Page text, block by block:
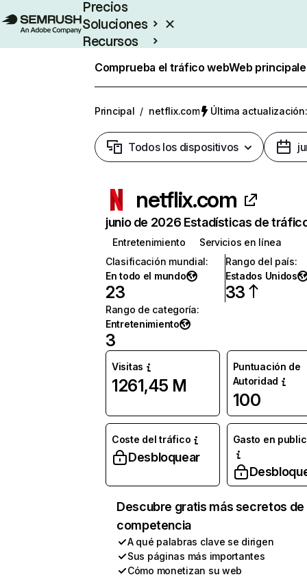
Precios
Soluciones
Recursos
Comprueba el tráfico webWeb
Principal / netflix.com Última
Todos los dispositivos
netflix.com
junio de 2026 Estadísticas de
Entretenimiento
Servicios en línea
Clasificación mundial:
En todo el mundo
23
Rango del país:
Estados Unidos
33
Rango de categoría:
Entretenimiento
3
Visitas
1261,45 M
Puntuación de
Autoridad
100
Coste del tráfico
Desbloquear
Gasto en
Descubre gratis más secretos de
competencia
A qué palabras clave se dirigen
Sus páginas más importantes
Cómo monetizan su web